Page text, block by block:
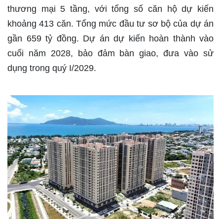
thương mại 5 tầng, với tổng số căn hộ dự kiến
khoảng 413 căn. Tổng mức đầu tư sơ bộ của dự án
gần 659 tỷ đồng. Dự án dự kiến hoàn thành vào
cuối năm 2028, bảo đảm bàn giao, đưa vào sử
dụng trong quý I/2029.